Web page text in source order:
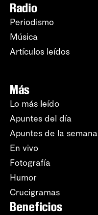
Radio
Periodismo
Música
Artículos leídos
Más
Lo más leído
Apuntes del día
Apuntes de la semana
En vivo
Fotografía
Humor
Crucigramas
Beneficios